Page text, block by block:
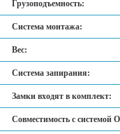
Грузоподъемность:
Система монтажа:
Вес:
Система запирания:
Замки входят в комплект:
Совместимость с системой